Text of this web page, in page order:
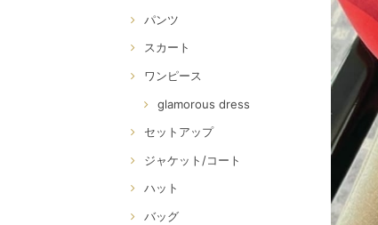
パンツ
スカート
ワンピース
glamorous dress
セットアップ
ジャケット/コート
ハット
バッグ